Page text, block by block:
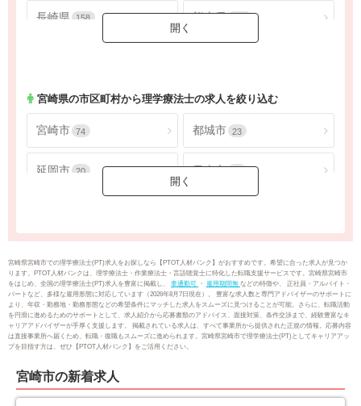
長崎県 158 熊本県
鹿児島県 313 沖縄県 258
宮崎県の市区町村から理学療法士の求人を絞り込む
宮崎市 74 都城市 23
延岡市 20 日南市
えびの市 1 北諸県郡三股町 4
西諸県郡高原町 1 児湯郡新富町 3
東臼杵郡門川町
宮崎県宮崎市での理学療法士(PT)求人をお探しなら【PTOT人材バンク】がおすすめです。希望に合った求人が見つか
ります。PTOT人材バンクは、理学療法士・作業療法士・言語聴覚士に特化した転職支援サービスです。宮崎県宮崎市
をはじめ、全国の理学療法士(PT)求人を豊富に掲載し、 車通勤可 ・ 雇用期間無 などの特徴や、 正社員・アルバイト・
パートなど、多様な雇用形態に対応しています（2026年8月7日現在）。 豊富な求人数と専門アドバイザーのサポートに
より、年収・勤務地・勤務形態などの希望条件にマッチした求人をスムーズに見つけることが可能。さらに、転職活動
を円滑に進めるためのサポートとして、求人紹介から応募書類のアドバイス、面接対策、条件交渉まで、経験豊富なキ
ャリアアドバイザーが手厚く支援します。 掲載されている求人は、すべて事業所から提供された正規の情報。応募内容
は直接事業所へ届くため、転職・復職もスムーズに進められます。宮崎県宮崎市で理学療法士(PT)としてキャリアアッ
プを目指す方は、ぜひ【PTOT人材バンク】をご活用ください。
宮崎市の新着求人